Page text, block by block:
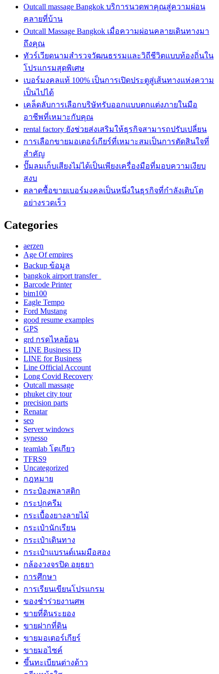
Outcall massage Bangkok บริการนวดพาคุณสู่ความผ่อน
คลายที่บ้าน
Outcall Massage Bangkok เมื่อความผ่อนคลายเดินทางมา
ถึงคุณ
ทัวร์เวียดนามสำรวจวัฒนธรรมและวิถีชีวิตแบบท้องถิ่นใน
โปรแกรมสุดพิเศษ
เบอร์มงคลแท้ 100% เป็นการเปิดประตูสู่เส้นทางแห่งความ
เป็นไปได้
เคล็ดลับการเลือกบริษัทรับออกแบบตกแต่งภายในมือ
อาชีพที่เหมาะกับคุณ
rental factory ยังช่วยส่งเสริมให้ธุรกิจสามารถปรับเปลี่ยน
การเลือกขายมอเตอร์เกียร์ที่เหมาะสมเป็นการตัดสินใจที่
สำคัญ
ปั๊มลมเก็บเสียงไม่ได้เป็นเพียงเครื่องมือที่มอบความเงียบ
สงบ
ตลาดซื้อขายเบอร์มงคลเป็นหนึ่งในธุรกิจที่กำลังเติบโต
อย่างรวดเร็ว
Categories
aerzen
Age Of empires
Backup ข้อมูล
bangkok airport transfer
Barcode Printer
bim100
Eagle Tempo
Ford Mustang
good resume examples
GPS
grd กรดไหลย้อน
LINE Business ID
LINE for Business
Line Official Account
Long Covid Recovery
Outcall massage
phuket city tour
precision parts
Renatar
seo
Server windows
synesso
teamlab โตเกียว
TFRS9
Uncategorized
กฎหมาย
กระป๋องพลาสติก
กระปุกครีม
กระเบื้องยางลายไม้
กระเป๋านักเรียน
กระเป๋าเดินทาง
กระเป๋าแบรนด์เนมมือสอง
กล้องวงจรปิด อยุธยา
การศึกษา
การเรียนเขียนโปรแกรม
ของชำร่วยงานศพ
ขายที่ดินระยอง
ขายฝากที่ดิน
ขายมอเตอร์เกียร์
ขายมอไซค์
ขึ้นทะเบียนต่างด้าว